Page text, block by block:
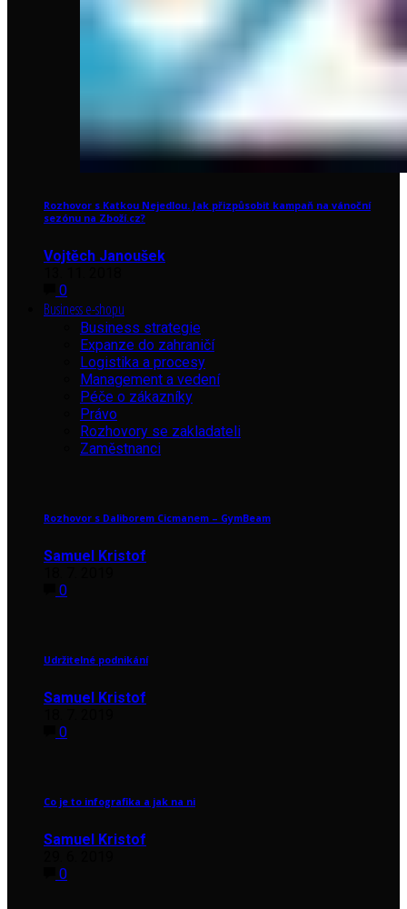
Rozhovor s Katkou Nejedlou. Jak přizpůsobit kampaň na vánoční
sezónu na Zboží.cz?
Vojtěch Janoušek
0
Business e-shopu
Business strategie
Expanze do zahraničí
Logistika a procesy
Management a vedení
Péče o zákazníky
Právo
Rozhovory se zakladateli
Zaměstnanci
Rozhovor s Daliborem Cicmanem – GymBeam
Samuel Kristof
0
Udržitelné podnikání
Samuel Kristof
0
Co je to infografika a jak na ni
Samuel Kristof
0